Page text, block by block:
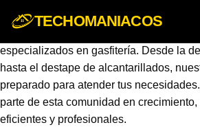
TECHOMANIACOS
Gasfiter en La Cisterna llega a La
especializados en gasfitería. Desde la
hasta el destape de alcantarillados,
preparado para atender tus
parte de esta comunidad en
eficientes y profesionales.